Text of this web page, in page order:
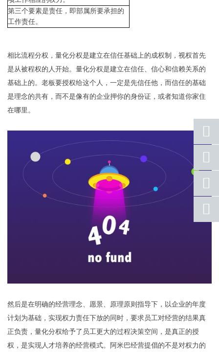
第三个要素是责任，即部属所要承担的
工作责任。
相比流程分权，量化分权是建立在信任基础上的成权制，视权首先
是从被程权的人开始。量化分权是建立在信任、信心和信赖关系的
基础上的。老板要授权给这个人，一定是先信任他，而信任的基础
是理念的共有，而不是像有的企业押你的身份证，或者知道你家住
在哪里。
然后是在明确的经营理念、愿景、原理原则指导下，以企业的年度
计划为基础，实现权力责任下放的同时，要求员工对经营的结果真
正负责，量化分权给予了员工更大的过程决策空间，是真正的授
权，是实现人才培养的经营模式。阿米巴经营提倡的不是对权力的
座机
号码
手机
号码
qq
联系